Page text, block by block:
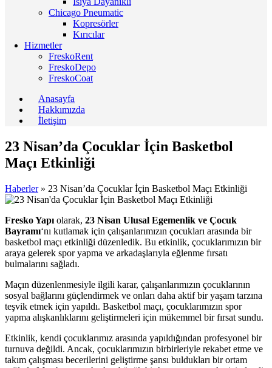
Chicago Pneumatic
Kopresörler
Kırıcılar
Hizmetler
FreskoRent
FreskoDepo
FreskoCoat
Anasayfa
Hakkımızda
İletişim
23 Nisan’da Çocuklar İçin Basketbol
Maçı Etkinliği
Haberler» 23 Nisan’da Çocuklar İçin Basketbol Maçı Etkinliği
Fresko Yapı olarak, 23 Nisan Ulusal Egemenlik ve Çocuk
Bayramı‘nı kutlamak için çalışanlarımızın çocukları arasında bir
basketbol maçı etkinliği düzenledik. Bu etkinlik, çocuklarımızın bir
araya gelerek spor yapma ve arkadaşlarıyla eğlenme fırsatı
bulmalarını sağladı.
Maçın düzenlenmesiyle ilgili karar, çalışanlarımızın çocuklarının
sosyal bağlarını güçlendirmek ve onları daha aktif bir yaşam tarzına
teşvik etmek için yapıldı. Basketbol maçı, çocuklarımızın spor
yapma alışkanlıklarını geliştirmeleri için mükemmel bir fırsat sundu.
Etkinlik, kendi çocuklarımız arasında yapıldığından profesyonel bir
turnuva değildi. Ancak, çocuklarımızın birbirleriyle rekabet etme ve
takım çalışması becerilerini geliştirme şansı buldukları bir ortam